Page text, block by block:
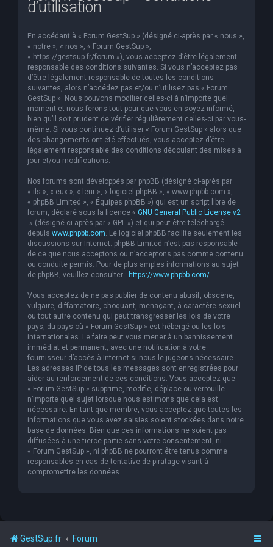
d’utilisation
En accédant à « Forum GestSup » (désigné ci-après par « nous »,
« notre », « nos », « Forum GestSup »,
« https://gestsup.fr/forum »), vous acceptez d’être légalement
responsable des conditions suivantes. Si vous n’acceptez pas
d’être légalement responsable de toutes les conditions
suivantes, alors n’accédez pas et/ou n’utilisez pas « Forum
GestSup ». Nous pouvons modifier celles-ci à n’importe quel
moment et nous ferons tout pour que vous en soyez informé,
bien qu’il soit prudent de vérifier régulièrement celles-ci par vous-
même. Si vous continuez d’utiliser « Forum GestSup » alors que
des changements ont été effectués, vous acceptez d’être
légalement responsable des conditions découlant des mises à
jour et/ou modifications.
Nos forums sont développés par phpBB (désigné ci-après par
« ils », « eux », « leur », « logiciel phpBB », « www.phpbb.com »,
« phpBB Limited », « Équipes phpBB ») qui est un script libre de
forum, déclaré sous la licence « GNU General Public License v2
» (désigné ci-après par « GPL ») et qui peut être téléchargé
depuis www.phpbb.com. Le logiciel phpBB facilite seulement les
discussions sur Internet. phpBB Limited n’est pas responsable
de ce que nous acceptons ou n’acceptons pas comme contenu
ou conduite permis. Pour de plus amples informations au sujet
de phpBB, veuillez consulter : https://www.phpbb.com/.
Vous acceptez de ne pas publier de contenu abusif, obscène,
vulgaire, diffamatoire, choquant, menaçant, à caractère sexuel
ou tout autre contenu qui peut transgresser les lois de votre
pays, du pays où « Forum GestSup » est hébergé ou les lois
internationales. Le faire peut vous mener à un bannissement
immédiat et permanent, avec une notification à votre
fournisseur d’accès à Internet si nous le jugeons nécessaire.
Les adresses IP de tous les messages sont enregistrées pour
aider au renforcement de ces conditions. Vous acceptez que
« Forum GestSup » supprime, modifie, déplace ou verrouille
n’importe quel sujet lorsque nous estimons que cela est
nécessaire. En tant que membre, vous acceptez que toutes les
informations que vous avez saisies soient stockées dans notre
base de données. Bien que ces informations ne soient pas
diffusées à une tierce partie sans votre consentement, ni
« Forum GestSup », ni phpBB ne pourront être tenus comme
responsables en cas de tentative de piratage visant à
compromettre les données.
GestSup.fr Forum